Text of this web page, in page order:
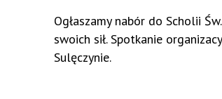
Szkółka Szachowa
Joga
Ogłaszamy nabór do Scholii
swoich sił. Spotkanie
Sulęczynie.